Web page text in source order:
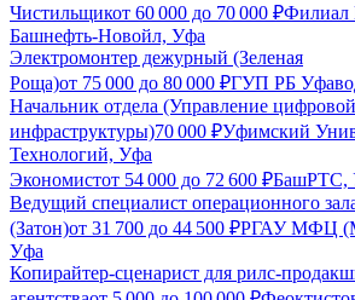
Чистильщикот 60 000 до 70 000 ₽
Башнефть-Новойл, Уфа
Электромонтер дежурный (Зеленая
Роща)от 75 000 до 80 000 ₽ГУП РБ
Начальник отдела (Управление цифровой
инфраструктуры)70 000 ₽Уфимский
Технологий, Уфа
Экономистот 54 000 до 72 600 ₽БашРТС,
Ведущий специалист операционного
(Затон)от 31 700 до 44 500 ₽РГАУ МФЦ
Уфа
Копирайтер-сценарист для рилс-